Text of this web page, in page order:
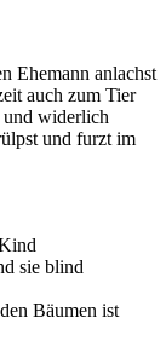
Ehemann anlachst
auch zum Tier
und widerlich
und furzt im
sie blind
Bäumen ist